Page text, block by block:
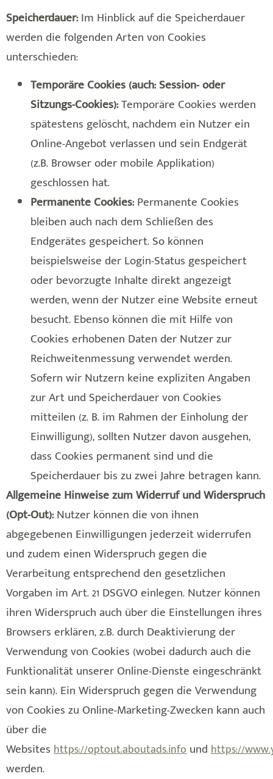
Speicherdauer:Im Hinblick auf die Speicherdauer
werden die folgenden Arten von Cookies
unterschieden:
Temporäre Cookies (auch: Session- oder
Sitzungs-Cookies):Temporäre Cookies werden
spätestens gelöscht, nachdem ein Nutzer ein
Online-Angebot verlassen und sein Endgerät
(z.B. Browser oder mobile Applikation)
geschlossen hat.
Permanente Cookies:Permanente Cookies
bleiben auch nach dem Schließen des
Endgerätes gespeichert. So können
beispielsweise der Login-Status gespeichert
oder bevorzugte Inhalte direkt angezeigt
werden, wenn der Nutzer eine Website erneut
besucht. Ebenso können die mit Hilfe von
Cookies erhobenen Daten der Nutzer zur
Reichweitenmessung verwendet werden.
Sofern wir Nutzern keine expliziten Angaben
zur Art und Speicherdauer von Cookies
mitteilen (z. B. im Rahmen der Einholung der
Einwilligung), sollten Nutzer davon ausgehen,
dass Cookies permanent sind und die
Speicherdauer bis zu zwei Jahre betragen kann.
Allgemeine Hinweise zum Widerruf und Widerspruch
(Opt-Out):Nutzer können die von ihnen
abgegebenen Einwilligungen jederzeit widerrufen
und zudem einen Widerspruch gegen die
Verarbeitung entsprechend den gesetzlichen
Vorgaben im Art. 21 DSGVO einlegen. Nutzer können
ihren Widerspruch auch über die Einstellungen ihres
Browsers erklären, z.B. durch Deaktivierung der
Verwendung von Cookies (wobei dadurch auch die
Funktionalität unserer Online-Dienste eingeschränkt
sein kann). Ein Widerspruch gegen die Verwendung
von Cookies zu Online-Marketing-Zwecken kann auch
über die
Websites https://optout.aboutads.info und https://
werden.